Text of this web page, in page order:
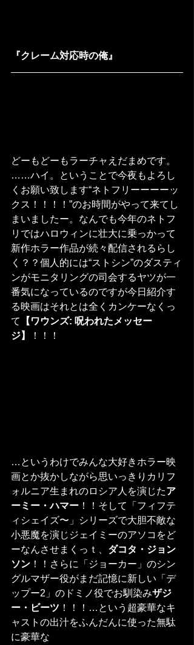
『クレーム対応時の俺』
どーもどーもラーチャえだまめです。
……ハイ。ということで今夜もよろし
くお願い致します“ネトフリーーーーッ
クス！！！！”のお時間がやって来てし
まいましたー。なんでも今年のネトフ
リではハロウィンに壮大に乗っかって
新作ホラー作品が続々配信されるらし
く？？個人的には“ストシン”のダスティ
ンがモニタリングの司会するヤツが一
番気になっているのですが今日紹介す
る映画はそれとは全くカンケーなくっ
て
【ワウンズ: 呪われたメッセー
ジ】
！！！
…というわけでみんな大好きホラー映
画とか抜かしながら思いっきりカリフ
ォルニア生まれのロシア人を演じたア
ーミー・ハマー ！！そして「フィフテ
ィシェイズ〜」シリーズで大胆不敵な
小悪魔を演じジェイミーのアソコをど
ーなんさせまくっｔ、 ダコタ・ジョン
ソン ！！さらに「ジョーカー」のシン
グルマザー役がまだ記憶に新しい「デ
ップー2」のドミノ役でお馴染みザジ
ー・ビーツ ！！！…という超豪華なキ
ャストの出汁をふんだんに使った無駄
に豪華な